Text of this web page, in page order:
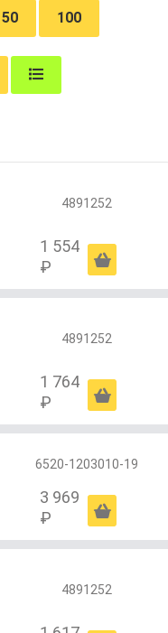
50 100
4891252
1 554
₽
Ä
4891252
1 764
₽
Ä
6520-1203010-19
3 969
₽
Ä
4891252